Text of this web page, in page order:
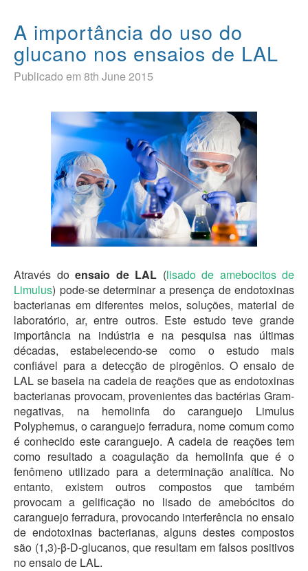
A importância do uso do
glucano nos ensaios de LAL
Publicado em 8th June 2015
Através doensaio de LAL (lisado de amebocitos de
Limulus) pode-se determinar a presença de endotoxinas
bacterianas em diferentes meios, soluções, material de
laboratório, ar, entre outros. Este estudo teve grande
importância na indústria e na pesquisa nas últimas
décadas, estabelecendo-se como o estudo mais
confiável para a detecção de pirogênios. O ensaio de
LAL se baseia na cadeia de reações que as endotoxinas
bacterianas provocam, provenientes das bactérias Gram-
negativas, na hemolinfa do caranguejo Limulus
Polyphemus, o caranguejo ferradura, nome comum como
é conhecido este caranguejo. A cadeia de reações tem
como resultado a coagulação da hemolinfa que é o
fenômeno utilizado para a determinação analítica. No
entanto, existem outros compostos que também
provocam a gelificação no lisado de amebócitos do
caranguejo ferradura, provocando interferência no ensaio
de endotoxinas bacterianas, alguns destes compostos
são (1,3)-β-D-glucanos, que resultam em falsos positivos
no ensaio de LAL.